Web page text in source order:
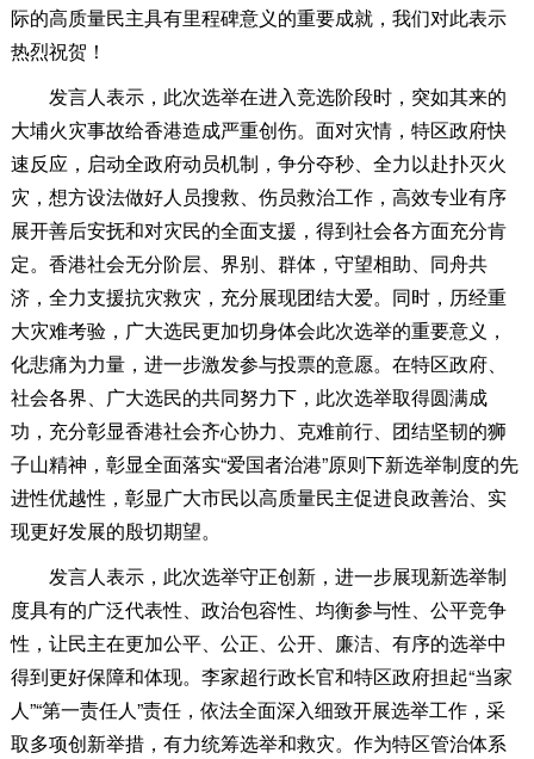
际的高质量民主具有里程碑意义的重要成就，我们对此表示
热烈祝贺！
发言人表示，此次选举在进入竞选阶段时，突如其来的
大埔火灾事故给香港造成严重创伤。面对灾情，特区政府快
速反应，启动全政府动员机制，争分夺秒、全力以赴扑灭火
灾，想方设法做好人员搜救、伤员救治工作，高效专业有序
展开善后安抚和对灾民的全面支援，得到社会各方面充分肯
定。香港社会无分阶层、界别、群体，守望相助、同舟共
济，全力支援抗灾救灾，充分展现团结大爱。同时，历经重
大灾难考验，广大选民更加切身体会此次选举的重要意义，
化悲痛为力量，进一步激发参与投票的意愿。在特区政府、
社会各界、广大选民的共同努力下，此次选举取得圆满成
功，充分彰显香港社会齐心协力、克难前行、团结坚韧的狮
子山精神，彰显全面落实“爱国者治港”原则下新选举制度的先
进性优越性，彰显广大市民以高质量民主促进良政善治、实
现更好发展的殷切期望。
发言人表示，此次选举守正创新，进一步展现新选举制
度具有的广泛代表性、政治包容性、均衡参与性、公平竞争
性，让民主在更加公平、公正、公开、廉洁、有序的选举中
得到更好保障和体现。李家超行政长官和特区政府担起“当家
人”“第一责任人”责任，依法全面深入细致开展选举工作，采
取多项创新举措，有力统筹选举和救灾。作为特区管治体系